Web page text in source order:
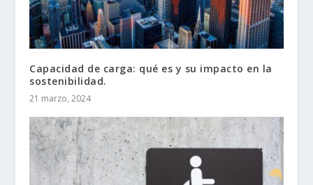
Capacidad de carga: qué es y su impacto en la
sostenibilidad.
21 marzo, 2024